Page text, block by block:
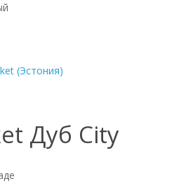
(Эстония)
Дуб City